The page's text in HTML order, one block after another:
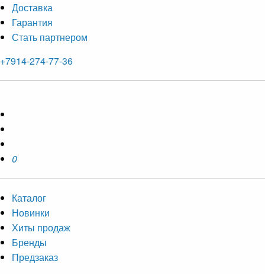
Доставка
Гарантия
Стать партнером
+7914-274-77-36
0
Каталог
Новинки
Хиты продаж
Бренды
Предзаказ